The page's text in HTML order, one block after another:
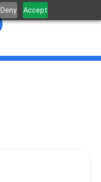
Deny Accept